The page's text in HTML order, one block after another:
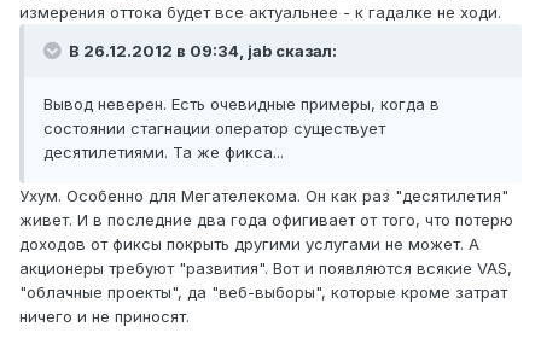
измерения оттока будет все актуальнее - к гадалке не ходи.
В 26.12.2012 в 09:34, jab сказал:
Вывод неверен. Есть очевидные примеры, когда в
состоянии стагнации оператор существует
десятилетиями. Та же фикса...
Ухум. Особенно для Мегателекома. Он как раз "десятилетия"
живет. И в последние два года офигивает от того, что потерю
доходов от фиксы покрыть другими услугами не может. А
акционеры требуют "развития". Вот и появляются всякие VAS,
"облачные проекты", да "веб-выборы", которые кроме затрат
ничего и не приносят.